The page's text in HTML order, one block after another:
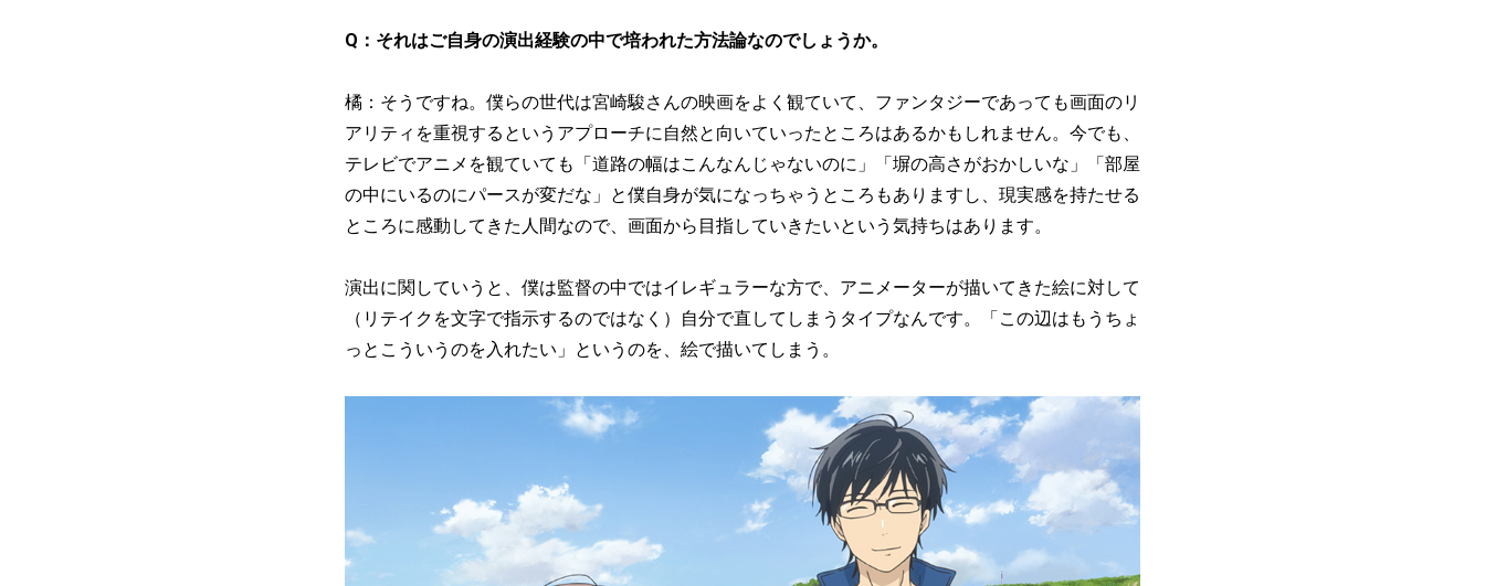
Q：それはご自身の演出経験の中で培われた方法論なのでしょうか。
橘：そうですね。僕らの世代は宮崎駿さんの映画をよく観ていて、ファンタジーであっても画面のリ
アリティを重視するというアプローチに自然と向いていったところはあるかもしれません。今でも、
テレビでアニメを観ていても「道路の幅はこんなんじゃないのに」「塀の高さがおかしいな」「部屋
の中にいるのにパースが変だな」と僕自身が気になっちゃうところもありますし、現実感を持たせる
ところに感動してきた人間なので、画面から目指していきたいという気持ちはあります。
演出に関していうと、僕は監督の中ではイレギュラーな方で、アニメーターが描いてきた絵に対して
（リテイクを文字で指示するのではなく）自分で直してしまうタイプなんです。「この辺はもうちょ
っとこういうのを入れたい」というのを、絵で描いてしまう。